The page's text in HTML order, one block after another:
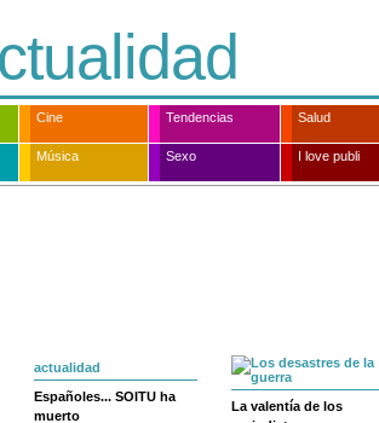
Cine Tendencias Salud
Música Sexo I love publi
actualidad
Españoles... SOITU ha
muerto
La valentía de los